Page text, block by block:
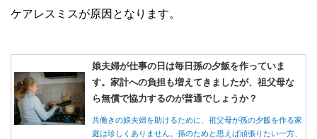
ケアレスミスが原因となります。
娘夫婦が仕事の日は毎日孫の夕飯を作っていま
す。家計への負担も増えてきましたが、祖父母な
ら無償で協力するのが普通でしょうか？
共働きの娘夫婦を助けるために、祖父母が孫の夕飯を作る家
庭は珍しくありません。孫のためと思えば頑張りたい一方、